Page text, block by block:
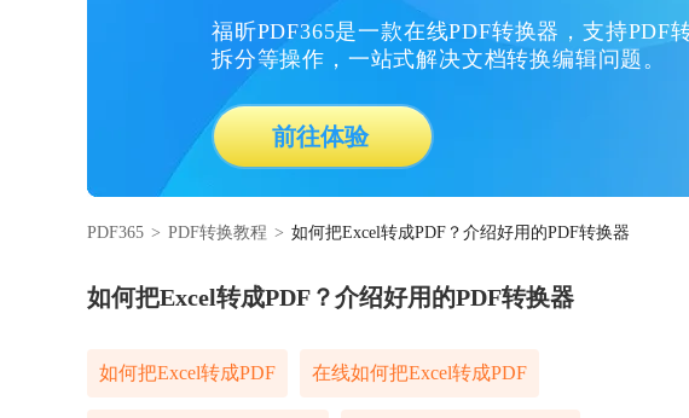
福昕PDF365是一款在线PDF转换器，支持PDF
拆分等操作，一站式解决文档转换编辑问题。
前往体验
PDF365 > PDF转换教程 > 如何把Excel转成PDF？介绍好用的PDF转换器
如何把Excel转成PDF？介绍好用的PDF转换器
如何把Excel转成PDF 在线如何把Excel转成PDF